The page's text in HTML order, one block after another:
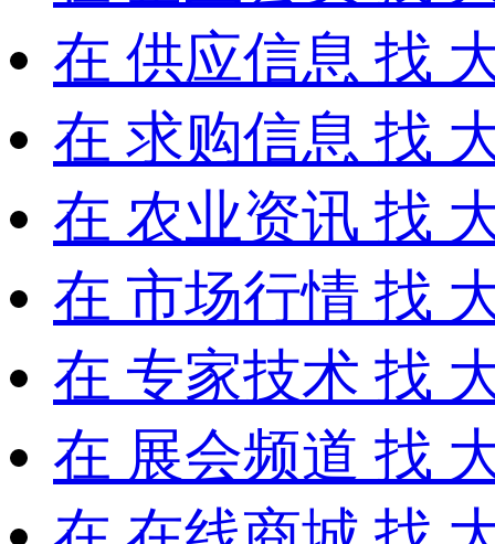
在 供应信息 找
在 求购信息 找
在 农业资讯 找
在 市场行情 找
在 专家技术 找
在 展会频道 找